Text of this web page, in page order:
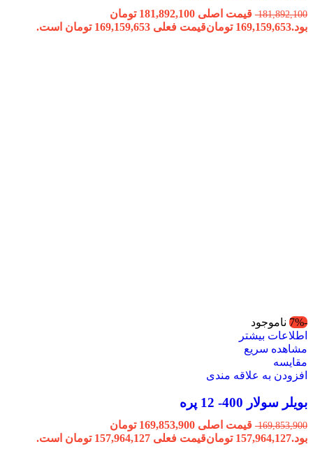
181,892,100
قیمت اصلی 181,892,100 تومان
بود.169,159,653 تومانقیمت فعلی 169,159,653 تومان است.
-7%
ناموجود
اطلاعات بیشتر
مشاهده سریع
مقایسه
افزودن به علاقه مندی
بویلر سولار 400- 12 پره
169,853,900
قیمت اصلی 169,853,900 تومان
بود.157,964,127 تومانقیمت فعلی 157,964,127 تومان است.